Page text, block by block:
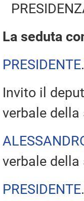
La seduta
PRESIDENTE
Invito il
verbale della
verbale
PRESIDENTE